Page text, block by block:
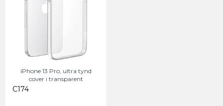
iPhone 13 Pro, ultra tynd
cover i transparent
C174